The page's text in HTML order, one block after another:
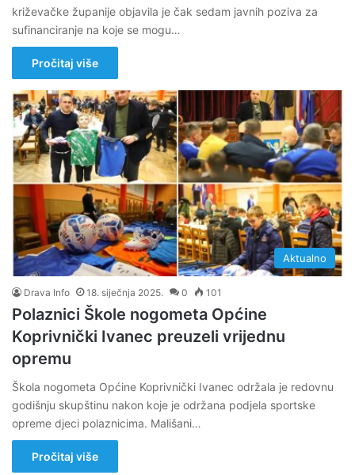
križevačke županije objavila je čak sedam javnih poziva za
sufinanciranje na koje se mogu…
Pročitaj više
Aktualno
Drava Info 18. siječnja 2025. 0 101
Polaznici Škole nogometa Općine
Koprivnički Ivanec preuzeli vrijednu
opremu
Škola nogometa Općine Koprivnički Ivanec održala je redovnu
godišnju skupštinu nakon koje je održana podjela sportske
opreme djeci polaznicima. Mališani…
Pročitaj više